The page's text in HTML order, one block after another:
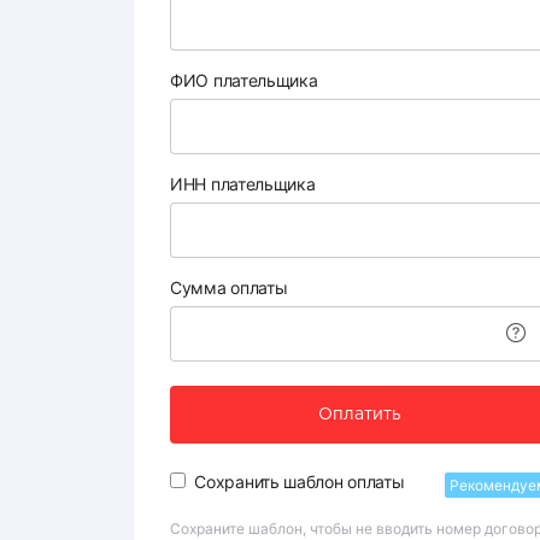
ФИО плательщика
ИНН плательщика
Сумма оплаты
Оплатить
Сохранить шаблон оплаты
Сохраните шаблон, чтобы не вводить номер